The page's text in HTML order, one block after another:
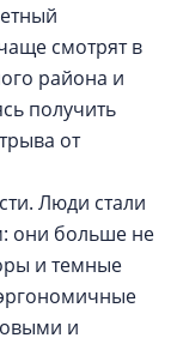
смотрят в
района и
получить
от
Люди стали
они больше не
и темные
и